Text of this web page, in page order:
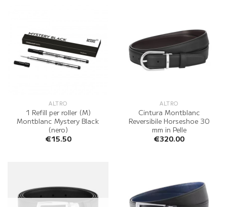
ALTRO
1 Refill per roller (M)
Montblanc Mystery Black
(nero)
€15.50
ALTRO
Cintura Montblanc
Reversibile Horseshoe 30
mm in Pelle
€320.00